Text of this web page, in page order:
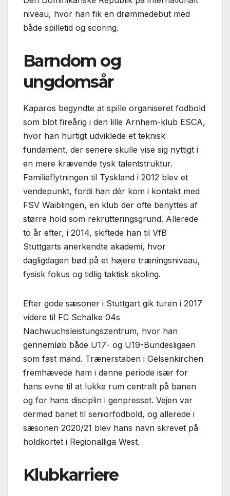
niveau, hvor han fik en drømmedebut med
både spilletid og scoring.
Barndom og
ungdomsår
Kaparos begyndte at spille organiseret fodbold
som blot fireårig i den lille Arnhem-klub ESCA,
hvor han hurtigt udviklede et teknisk
fundament, der senere skulle vise sig nyttigt i
en mere krævende tysk talentstruktur.
Familieflytningen til Tyskland i 2012 blev et
vendepunkt, fordi han dér kom i kontakt med
FSV Waiblingen, en klub der ofte benyttes af
større hold som rekrutteringsgrund. Allerede
to år efter, i 2014, skiftede han til VfB
Stuttgarts anerkendte akademi, hvor
dagligdagen bød på et højere træningsniveau,
fysisk fokus og tidlig taktisk skoling.
Efter gode sæsoner i Stuttgart gik turen i 2017
videre til FC Schalke 04s
Nachwuchsleistungszentrum, hvor han
gennemløb både U17- og U19-Bundesligaen
som fast mand. Trænerstaben i Gelsenkirchen
fremhævede ham i denne periode især for
hans evne til at lukke rum centralt på banen
og for hans disciplin i genpresset. Vejen var
dermed banet til seniorfodbold, og allerede i
sæsonen 2020/21 blev hans navn skrevet på
holdkortet i Regionalliga West.
Klubkarriere